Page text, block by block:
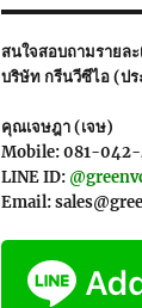
สนใจสอบถามรายละ
บริษัท กรีนวีซีไอ (ป
คุณเจษฎา (เจษ)
Mobile: 081-
LINE ID:
Email: